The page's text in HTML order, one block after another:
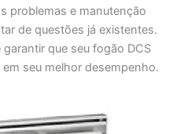
problemas e manutenção
de questões já existentes.
que seu fogão DCS
seu melhor desempenho.